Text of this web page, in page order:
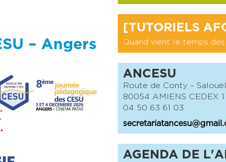
– Angers
[TUTORIELS
Quand vient le temps
ANCESU
Route de Conty – Salouël
80054 AMIENS CEDEX 1
04 50 63 61 03
AGENDA DE